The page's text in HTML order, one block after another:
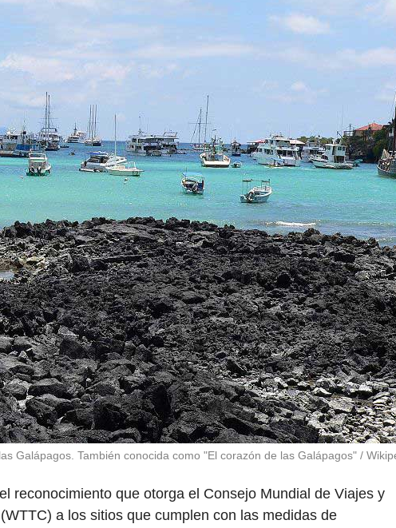
Galápagos. También conocida como "El corazón de las Galápagos" /
reconocimiento que otorga el Consejo Mundial de Viajes y
a los sitios que cumplen con las medidas de